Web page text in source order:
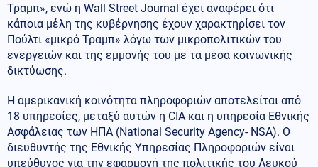
Τραμπ», ενώ η Wall Street Journal έχει αναφέρει ότι
κάποια μέλη της κυβέρνησης έχουν χαρακτηρίσει τον
Πούλτι «μικρό Τραμπ» λόγω των μικροπολιτικών του
ενεργειών και της εμμονής του με τα μέσα κοινωνικής
δικτύωσης.
Η αμερικανική κοινότητα πληροφοριών αποτελείται από
18 υπηρεσίες, μεταξύ αυτών η CIA και η υπηρεσία Εθνικής
Ασφάλειας των ΗΠΑ (National Security Agency- NSA). Ο
διευθυντής της Εθνικής Υπηρεσίας Πληροφοριών είναι
υπεύθυνος για την εφαρμογή της πολιτικής του Λευκού